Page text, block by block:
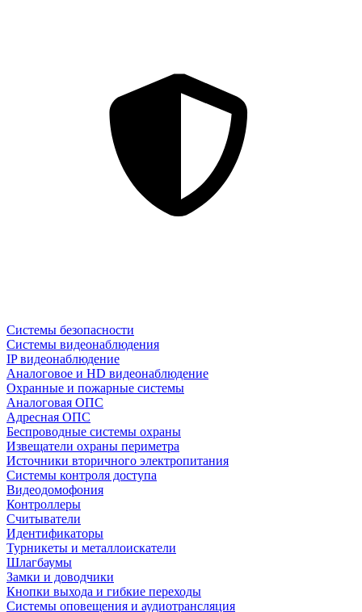
Системы безопасности
Системы видеонаблюдения
IP видеонаблюдение
Аналоговое и HD видеонаблюдение
Охранные и пожарные системы
Аналоговая ОПС
Адресная ОПС
Беспроводные системы охраны
Извещатели охраны периметра
Источники вторичного электропитания
Системы контроля доступа
Видеодомофония
Контроллеры
Считыватели
Идентификаторы
Турникеты и металлоискатели
Шлагбаумы
Замки и доводчики
Кнопки выхода и гибкие переходы
Системы оповещения и аудиотрансляция